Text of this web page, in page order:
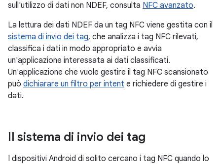
sull'utilizzo di dati non NDEF, consulta NFC avanzato.
La lettura dei dati NDEF da un tag NFC viene gestita con il
sistema di invio dei tag, che analizza i tag NFC rilevati,
classifica i dati in modo appropriato e avvia
un'applicazione interessata ai dati classificati.
Un'applicazione che vuole gestire il tag NFC scansionato
può dichiarare un filtro per intent e richiedere di gestire i
dati.
Il sistema di invio dei tag
I dispositivi Android di solito cercano i tag NFC quando lo